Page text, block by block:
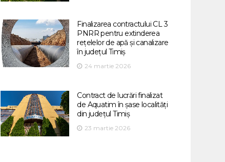
Finalizarea contractului CL 3
PNRR pentru extinderea
rețelelor de apă și canalizare
în județul Timiș
24 martie 2026
Contract de lucrări finalizat
de Aquatim în șase localități
din județul Timiș
23 martie 2026